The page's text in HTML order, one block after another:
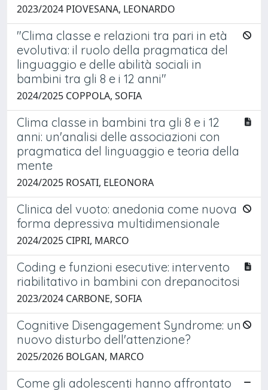
2023/2024 PIOVESANA, LEONARDO
"Clima classe e relazioni tra pari in età
evolutiva: il ruolo della pragmatica del
linguaggio e delle abilità sociali in
bambini tra gli 8 e i 12 anni"
2024/2025 COPPOLA, SOFIA
Clima classe in bambini tra gli 8 e i 12
anni: un'analisi delle associazioni con
pragmatica del linguaggio e teoria della
mente
2024/2025 ROSATI, ELEONORA
Clinica del vuoto: anedonia come nuova
forma depressiva multidimensionale
2024/2025 CIPRI, MARCO
Coding e funzioni esecutive: intervento
riabilitativo in bambini con drepanocitosi
2023/2024 CARBONE, SOFIA
Cognitive Disengagement Syndrome: un
nuovo disturbo dell'attenzione?
2025/2026 BOLGAN, MARCO
Come gli adolescenti hanno affrontato